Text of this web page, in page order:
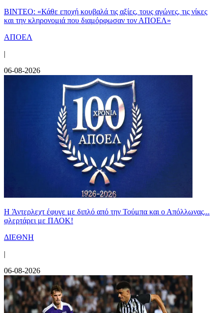
ΒΙΝΤΕΟ: «Κάθε εποχή κουβαλά τις αξίες, τους αγώνες, τις νίκες
και την κληρονομιά που διαμόρφωσαν τον ΑΠΟΕΛ»
ΑΠΟΕΛ
|
06-08-2026
H Άντερλεχτ έφυγε με διπλό από την Τούμπα και ο Απόλλωνας...
φλερτάρει με ΠΑΟΚ!
ΔΙΕΘΝΗ
|
06-08-2026